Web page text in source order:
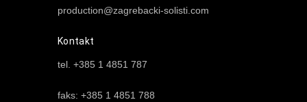
production@zagrebacki-solisti.com
Kontakt
tel. +385 1 4851 787
faks: +385 1 4851 788